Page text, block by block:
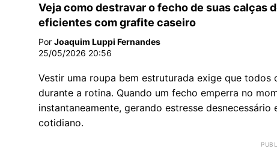
Veja como destravar o fecho de suas calças
eficientes com grafite caseiro
Por Joaquim Luppi Fernandes
25/05/2026 20:56
Vestir uma roupa bem estruturada exige que
durante a rotina. Quando um fecho emperra no
instantaneamente, gerando estresse
cotidiano.